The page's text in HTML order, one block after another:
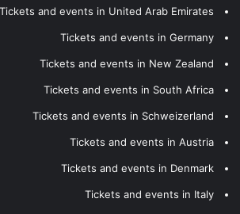
Tickets and events in United Arab Emirates
Tickets and events in Germany
Tickets and events in New Zealand
Tickets and events in South Africa
Tickets and events in Schweizerland
Tickets and events in Austria
Tickets and events in Denmark
Tickets and events in Italy